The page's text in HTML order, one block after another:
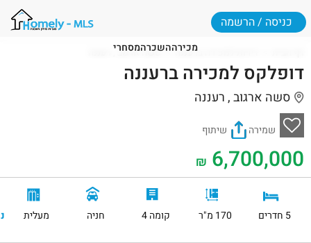
מכירההשכרהמסחרי
כניסה / הרשמה
דירות למכירה ברעננה סשה ארגוב , רעננה
דופלקס למכירה ברעננה
סשה ארגוב , רעננה
שמירה שיתוף
6,700,000
₪
5 חדרים 170 מ"ר קומה 4 חניה מעלית